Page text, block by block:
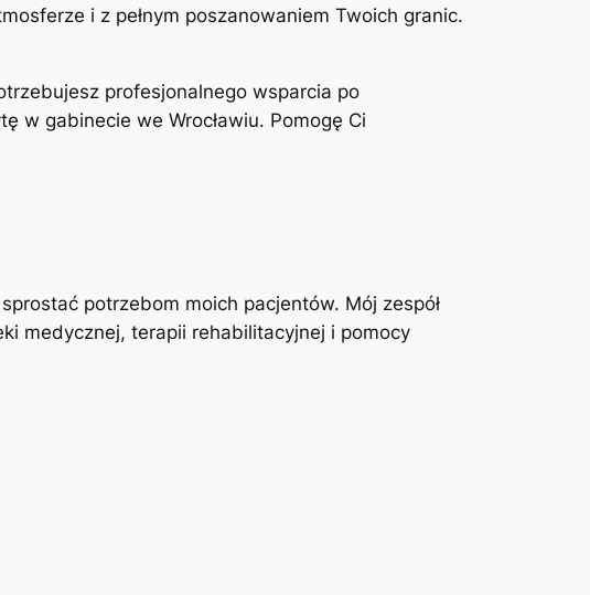
i z pełnym poszanowaniem Twoich granic.
profesjonalnego wsparcia po
w gabinecie we Wrocławiu. Pomogę Ci
potrzebom moich pacjentów. Mój zespół
medycznej, terapii rehabilitacyjnej i pomocy